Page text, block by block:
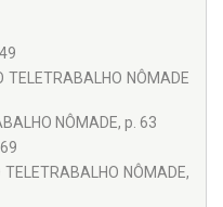
TELETRABALHO NÔMADE
NÔMADE, p. 63
NÔMADE,